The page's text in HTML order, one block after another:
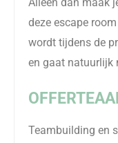
deze escape
wordt tijdens de
en gaat natuurlijk
Teambuilding en